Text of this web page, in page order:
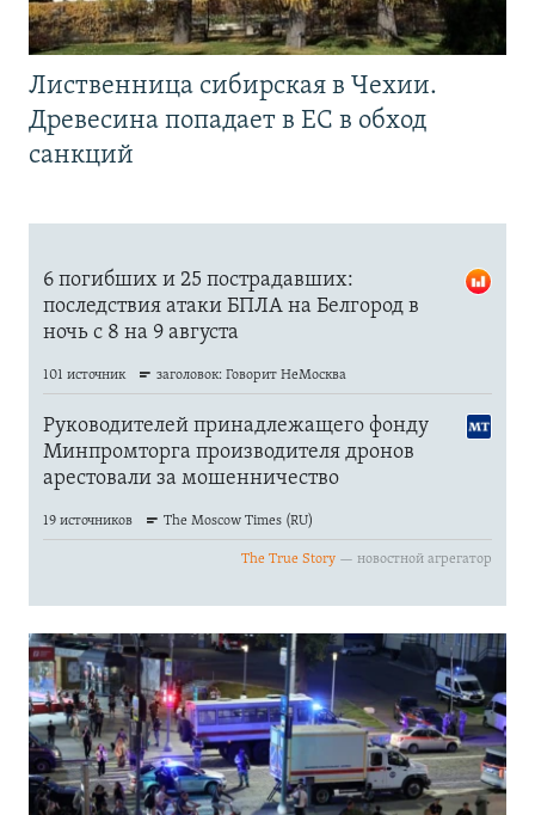
Лиственница сибирская в Чехии.
Древесина попадает в ЕС в обход
санкций